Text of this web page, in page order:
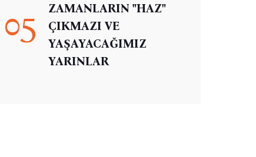
05
ZAMANLARIN "HAZ"
ÇIKMAZI VE
YAŞAYACAĞIMIZ
YARINLAR